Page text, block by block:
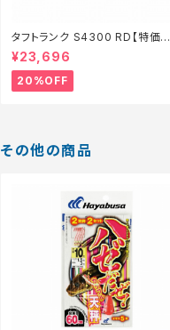
タフトランク S4300 RD【特価装
備】【20】
¥23,696
20%OFF
その他の商品